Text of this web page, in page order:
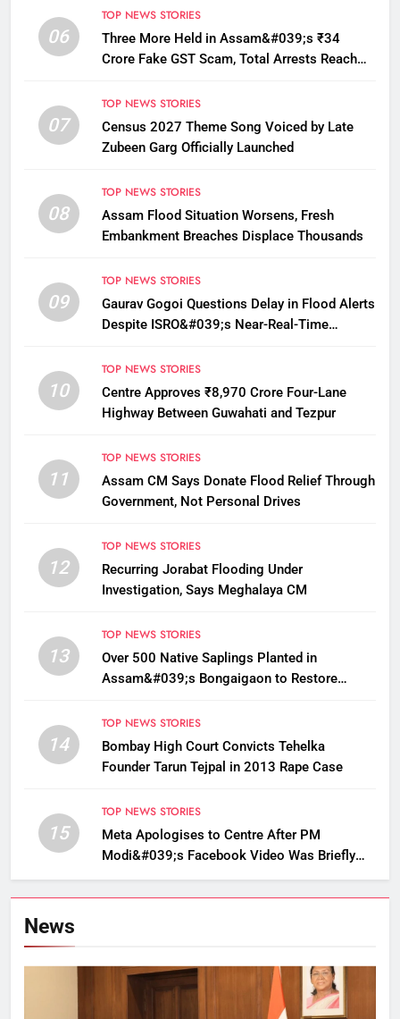
06
TOP NEWS STORIES
Three More Held in Assam&#039;s ₹34
Crore Fake GST Scam, Total Arrests Reach
07
TOP NEWS STORIES
Census 2027 Theme Song Voiced by Late
Zubeen Garg Officially Launched
08
TOP NEWS STORIES
Assam Flood Situation Worsens, Fresh
Embankment Breaches Displace Thousands
09
TOP NEWS STORIES
Gaurav Gogoi Questions Delay in Flood Alerts
Despite ISRO&#039;s Near-Real-Time
10
TOP NEWS STORIES
Centre Approves ₹8,970 Crore Four-Lane
Highway Between Guwahati and Tezpur
11
TOP NEWS STORIES
Assam CM Says Donate Flood Relief Through
Government, Not Personal Drives
12
TOP NEWS STORIES
Recurring Jorabat Flooding Under
Investigation, Says Meghalaya CM
13
TOP NEWS STORIES
Over 500 Native Saplings Planted in
Assam&#039;s Bongaigaon to Restore
14
TOP NEWS STORIES
Bombay High Court Convicts Tehelka
Founder Tarun Tejpal in 2013 Rape Case
15
TOP NEWS STORIES
Meta Apologises to Centre After PM
Modi&#039;s Facebook Video Was Briefly
Removed
News